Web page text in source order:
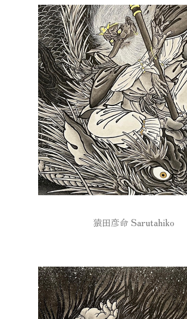
猿田彦命 Sarutahiko